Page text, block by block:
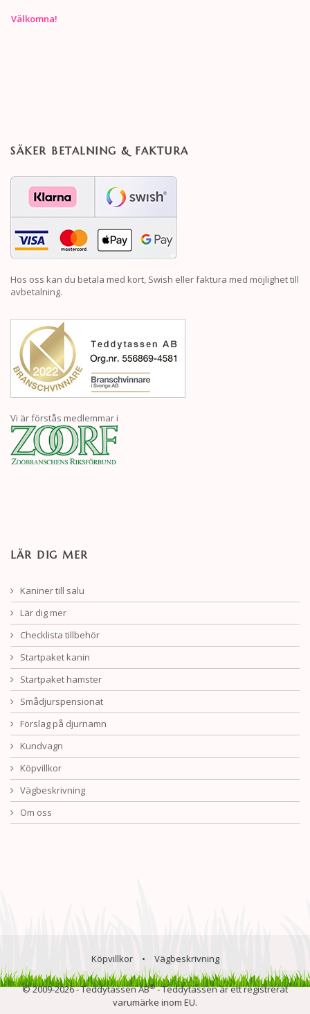
Välkomna!
SÄKER BETALNING & FAKTURA
Hos oss kan du betala med kort, Swish eller faktura med möjlighet till
avbetalning.
Vi är förstås medlemmar i
LÄR DIG MER
Kaniner till salu
Lär dig mer
Checklista tillbehör
Startpaket kanin
Startpaket hamster
Smådjurspensionat
Förslag på djurnamn
Kundvagn
Köpvillkor
Vägbeskrivning
Om oss
Köpvillkor • Vägbeskrivning
© 2009-2026 - Teddytassen AB®- Teddytassen är ett registrerat
varumärke inom EU.